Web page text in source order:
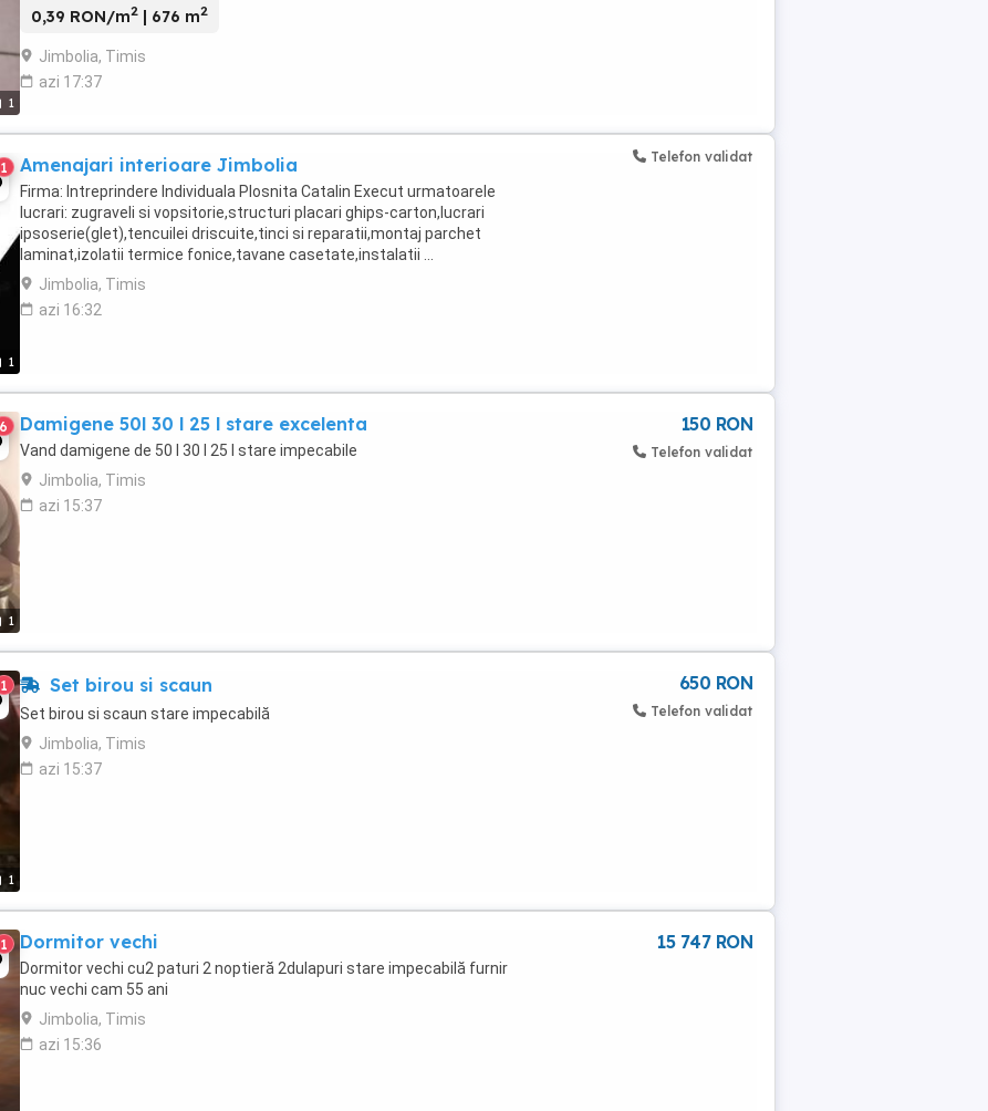
1
0,39 RON/m2 | 676 m2
Jimbolia, Timis
azi 17:37
1
1 Amenajari interioare Jimbolia
Firma: Intreprindere Individuala Plosnita Catalin Execut urmatoarele
lucrari: zugraveli si vopsitorie,structuri placari ghips-carton,lucrari
ipsoserie(glet),tencuilei driscuite,tinci si reparatii,montaj parchet
laminat,izolatii termice fonice,tavane casetate,instalatii ...
Jimbolia, Timis
azi 16:32
Telefon validat
1
6 Damigene 50l 30 l 25 l stare excelenta
Vand damigene de 50 l 30 l 25 l stare impecabile
Jimbolia, Timis
azi 15:37
150 RON
Telefon validat
1
1 Set birou si scaun
Set birou si scaun stare impecabilă
Jimbolia, Timis
azi 15:37
650 RON
Telefon validat
1 Dormitor vechi
Dormitor vechi cu2 paturi 2 noptieră 2dulapuri stare impecabilă furnir
nuc vechi cam 55 ani
Jimbolia, Timis
azi 15:36
15 747 RON